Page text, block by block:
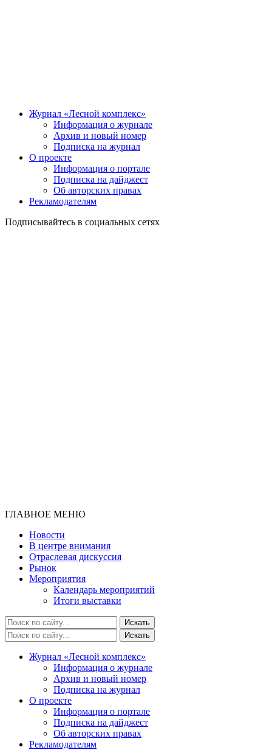
Журнал «Лесной комплекс»
Информация о журнале
Архив и новый номер
Подписка на журнал
О проекте
Информация о портале
Подписка на дайджест
Об авторских правах
Рекламодателям
Подписывайтесь в социальных сетях
ГЛАВНОЕ МЕНЮ
Новости
В центре внимания
Отраслевая дискуссия
Рынок
Мероприятия
Календарь мероприятий
Итоги выставки
Журнал «Лесной комплекс»
Информация о журнале
Архив и новый номер
Подписка на журнал
О проекте
Информация о портале
Подписка на дайджест
Об авторских правах
Рекламодателям